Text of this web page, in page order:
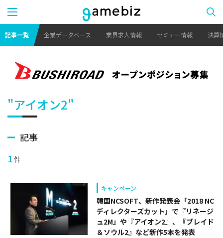
記事一覧 企業データベース 業界求人情報 セミナー情報 決算
"アイオン2"
記事
1件
キャンペーン
韓国NCSOFT、新作発表会「2018 NC
ディレクターズカット」で『リネージ
ュ2M』や『アイオン2』、『ブレイド
＆ソウル2』など新作5本を発表